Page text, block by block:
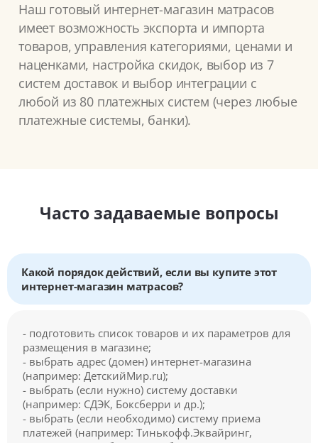
Наш готовый интернет-магазин матрасов
имеет возможность экспорта и импорта
товаров, управления категориями, ценами и
наценками, настройка скидок, выбор из 7
систем доставок и выбор интеграции с
любой из 80 платежных систем (через любые
платежные системы, банки).
Часто задаваемые вопросы
Какой порядок действий, если вы купите этот
интернет-магазин матрасов?
- подготовить список товаров и их параметров для
размещения в магазине;
- выбрать адрес (домен) интернет-магазина
(например: ДетскийМир.ru);
- выбрать (если нужно) систему доставки
(например: СДЭК, Боксберри и др.);
- выбрать (если необходимо) систему приема
платежей (например: Тинькофф.Эквайринг,